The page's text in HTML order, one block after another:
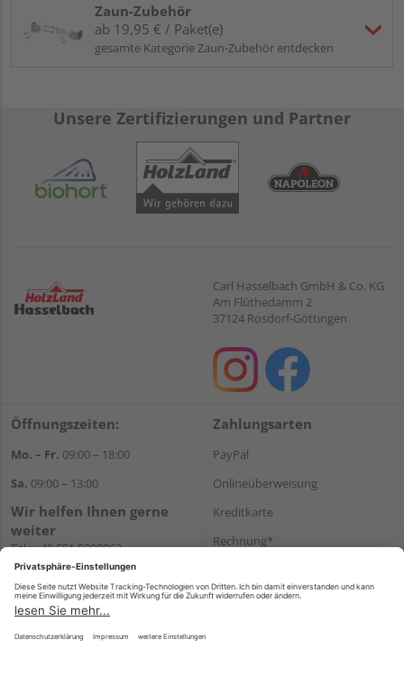
Zaun-Zubehör
ab 19,95 € / Paket(e)
gesamte Kategorie Zaun-Zubehör entdecken
Unsere Zertifizierungen und Partner
Carl Hasselbach GmbH & Co. KG
Am Flüthedamm 2
37124 Rosdorf-Göttingen
Öffnungszeiten:
Mo. – Fr. 09:00 – 18:00
Sa. 09:00 – 13:00
Wir helfen Ihnen gerne
weiter
Tel.:+49 551 5009963
E-Mail:shop@holzland-
hasselbach.de
Zahlungsarten
PayPal
Onlineüberweisung
Kreditkarte
Rechnung*
Versand